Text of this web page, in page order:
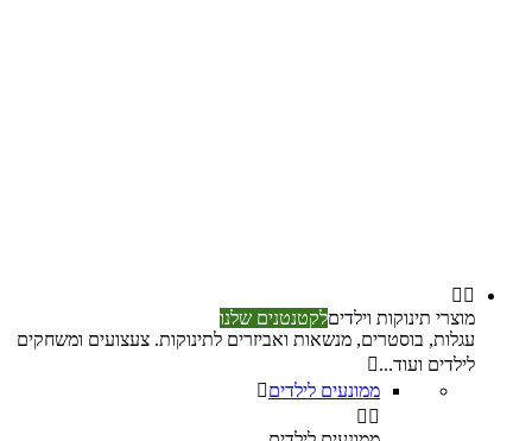
 
מוצרי תינוקות וילדיםלקטנטנים שלנו
עגלות, בוסטרים, מנשאות ואביזרים לתינוקות. צעצועים ומשחקים
לילדים ועוד...
ממונעים לילדים
 